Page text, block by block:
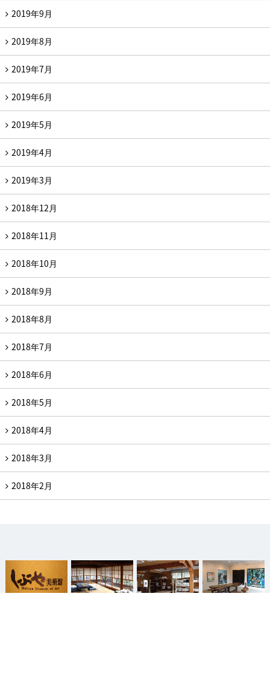
2019年9月
2019年8月
2019年7月
2019年6月
2019年5月
2019年4月
2019年3月
2018年12月
2018年11月
2018年10月
2018年9月
2018年8月
2018年7月
2018年6月
2018年5月
2018年4月
2018年3月
2018年2月